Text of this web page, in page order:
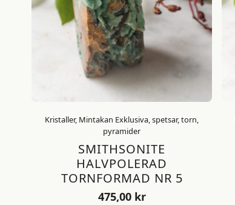
Kristaller, Mintakan Exklusiva, spetsar, torn,
pyramider
SMITHSONITE
HALVPOLERAD
TORNFORMAD NR 5
475,00 kr